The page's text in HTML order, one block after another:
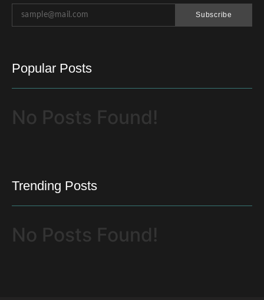
Subscribe
Popular Posts
No Posts Found!
Trending Posts
No Posts Found!